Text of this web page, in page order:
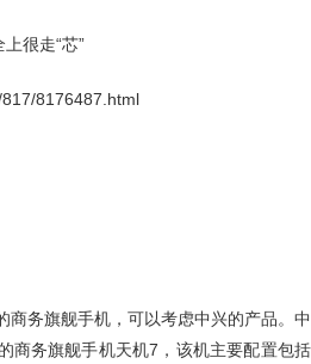
很走“芯”
8176487.html
商务旗舰手机，可以考虑中兴的产品。中
商务旗舰手机天机7，该机主要配置包括